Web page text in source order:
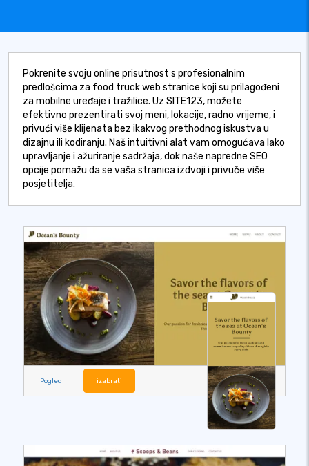
Pokrenite svoju online prisutnost s profesionalnim
predlošcima za food truck web stranice koji su prilagođeni
za mobilne uređaje i tražilice. Uz SITE123, možete
efektivno prezentirati svoj meni, lokacije, radno vrijeme, i
privući više klijenata bez ikakvog prethodnog iskustva u
dizajnu ili kodiranju. Naš intuitivni alat vam omogućava lako
upravljanje i ažuriranje sadržaja, dok naše napredne SEO
opcije pomažu da se vaša stranica izdvoji i privuče više
posjetitelja.
Pogled izabrati